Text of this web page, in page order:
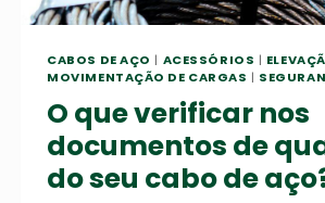
CABOS DE AÇO | ACESSÓRIOS |
MOVIMENTAÇÃO DE CARGAS |
O que verificar nos
documentos de
do seu cabo de